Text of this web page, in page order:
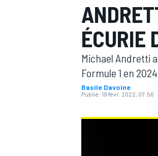
ÉCURIE
Michael Andretti
Formule 1 en 2024.
Basile Davoine
Publié: 19 févr. 2022, 07:56